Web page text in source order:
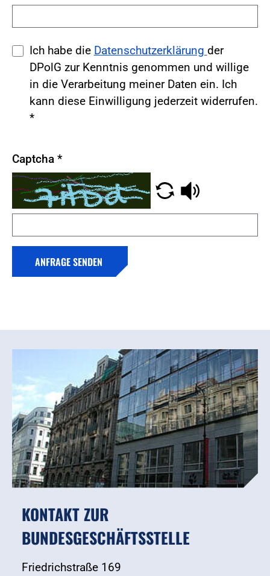
Ich habe die Datenschutzerklärung der
DPolG zur Kenntnis genommen und willige
in die Verarbeitung meiner Daten ein. Ich
kann diese Einwilligung jederzeit widerrufen.
*
Captcha *
ANFRAGE SENDEN
KONTAKT ZUR
BUNDESGESCHÄFTSSTELLE
Friedrichstraße 169